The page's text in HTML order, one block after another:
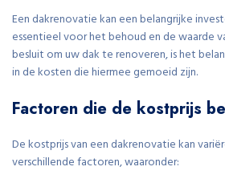
Een dakrenovatie kan een belangrijke
essentieel voor het behoud en de waarde
besluit om uw dak te renoveren, is het
in de kosten die hiermee gemoeid zijn.
Factoren die de kostprijs
De kostprijs van een dakrenovatie kan
verschillende factoren, waaronder: